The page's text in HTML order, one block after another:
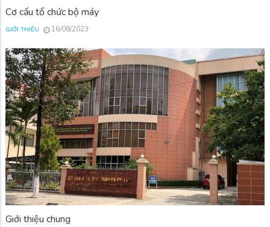
Cơ cấu tổ chức bộ máy
GIỚI THIỆU 16/08/2023
Giới thiệu chung